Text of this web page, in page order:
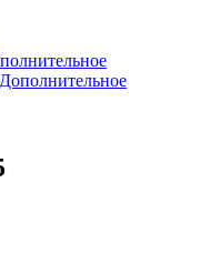
Дополнительное